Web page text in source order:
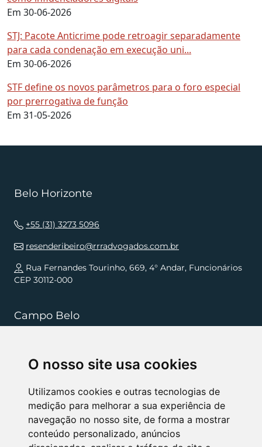
O nosso site usa cookies
Utilizamos cookies e outras tecnologias de
medição para melhorar a sua experiência de
navegação no nosso site, de forma a mostrar
conteúdo personalizado, anúncios
Em 30-06-2026
STJ: Pacote Anticrime pode retroagir separadamente
para cada condenação em execução uni...
Em 30-06-2026
STF define os novos parâmetros para o foro especial
por prerrogativa de função
Em 31-05-2026
Belo Horizonte
+55 (31) 3273 5096
resenderibeiro@rrradvogados.com.br
Rua Fernandes Tourinho, 669, 4° Andar, Funcionários
CEP 30112-000
Campo Belo
resenderibeiro.cb@rrradvogados.com.br
Rua João Pinheiro, 181, , Centro CEP 37270-000
NÓS APOIAMOS